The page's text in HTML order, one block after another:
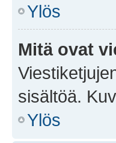
Ylös
Mitä ovat
sisältöä.
Ylös